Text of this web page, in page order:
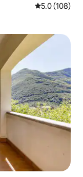
レビュー108
5.0 (108)